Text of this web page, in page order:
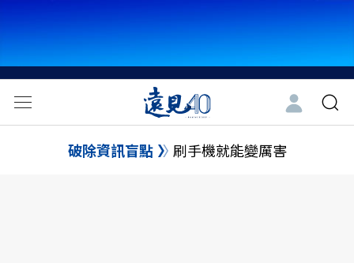
破除資訊盲點 刷手機就能變厲害